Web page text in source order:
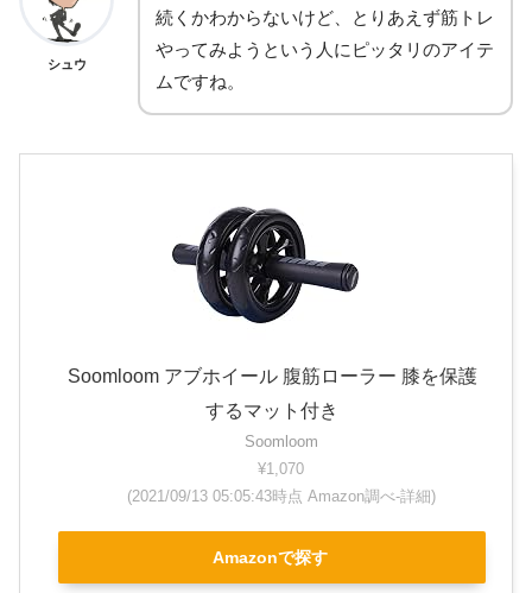
シュウ
続くかわからないけど、とりあえず筋トレ
やってみようという人にピッタリのアイテ
ムですね。
Soomloom アブホイール 腹筋ローラー 膝を保護
するマット付き
Soomloom
¥1,070
(2021/09/13 05:05:43時点 Amazon調べ-詳細)
Amazonで探す